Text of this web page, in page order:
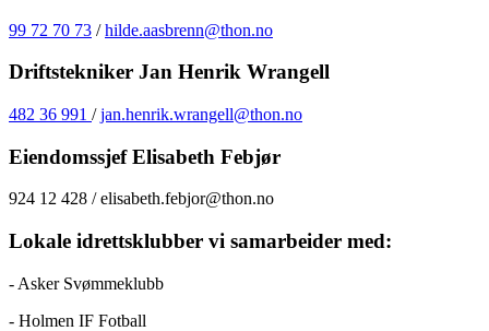
99 72 70 73 /hilde.aasbrenn@thon.no
Driftstekniker Jan Henrik Wrangell
482 36 991 /jan.henrik.wrangell@thon.no
Eiendomssjef Elisabeth Febjør
924 12 428 / elisabeth.febjor@thon.no
Lokale idrettsklubber vi samarbeider med:
- Asker Svømmeklubb
- Holmen IF Fotball